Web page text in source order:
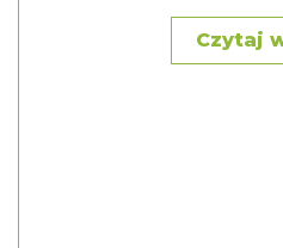
Czytaj